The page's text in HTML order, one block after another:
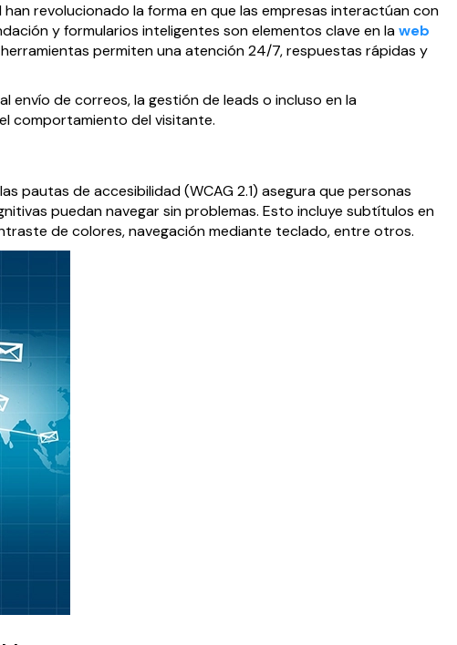
revolucionado la forma en que las empresas interactúan con
y formularios inteligentes son elementos clave en laweb
permiten una atención 24/7, respuestas rápidas y
envío de correos, la gestión de leads o incluso en la
comportamiento del visitante.
pautas de accesibilidad (WCAG 2.1) asegura que personas
puedan navegar sin problemas. Esto incluye subtítulos en
de colores, navegación mediante teclado, entre otros.